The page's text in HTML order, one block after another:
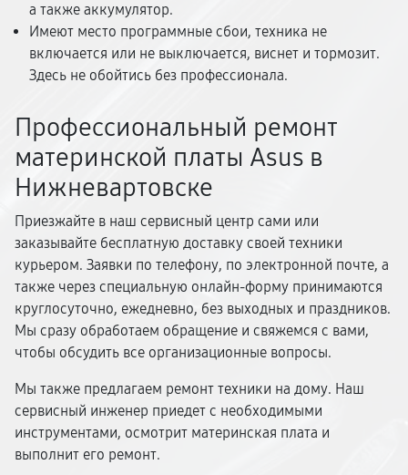
а также аккумулятор.
Имеют место программные сбои, техника не
включается или не выключается, виснет и тормозит.
Здесь не обойтись без профессионала.
Профессиональный ремонт
материнской платы Asus в
Нижневартовске
Приезжайте в наш сервисный центр сами или
заказывайте бесплатную доставку своей техники
курьером. Заявки по телефону, по электронной почте, а
также через специальную онлайн-форму принимаются
круглосуточно, ежедневно, без выходных и праздников.
Мы сразу обработаем обращение и свяжемся с вами,
чтобы обсудить все организационные вопросы.
Мы также предлагаем ремонт техники на дому. Наш
сервисный инженер приедет с необходимыми
инструментами, осмотрит материнская плата и
выполнит его ремонт.